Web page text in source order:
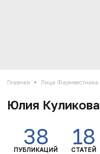
Главная • Лица Фармвестника
Юлия Куликова
38
ПУБЛИКАЦИЙ
18
СТАТЕЙ